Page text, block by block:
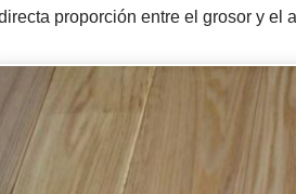
proporción entre el grosor y el